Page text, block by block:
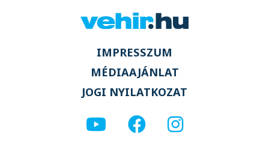
IMPRESSZUM
MÉDIAAJÁNLAT
JOGI NYILATKOZAT